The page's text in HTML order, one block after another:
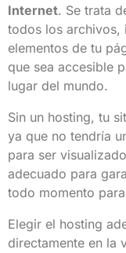
Internet. Se trata
todos los archivos,
elementos de tu
que sea accesible
lugar del mundo.
Sin un hosting, tu
ya que no tendría
para ser
adecuado para
todo momento
Elegir el hosting
directamente en la